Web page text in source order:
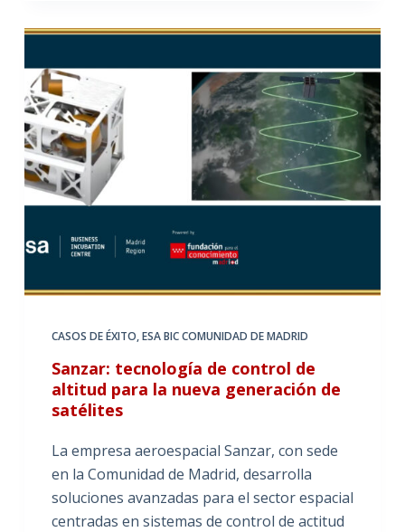
CASOS DE ÉXITO,ESA BIC COMUNIDAD DE MADRID
Sanzar: tecnología de control de
altitud para la nueva generación de
satélites
La empresa aeroespacial Sanzar, con sede
en la Comunidad de Madrid, desarrolla
soluciones avanzadas para el sector espacial
centradas en sistemas de control de actitud